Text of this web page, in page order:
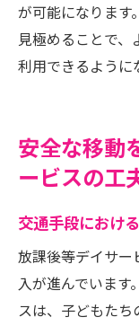
が可能になります
見極めることで
利用できるように
安全な移動
ービスの工
交通手段におけ
放課後等デイサ
入が進んでいます
スは、子どもた